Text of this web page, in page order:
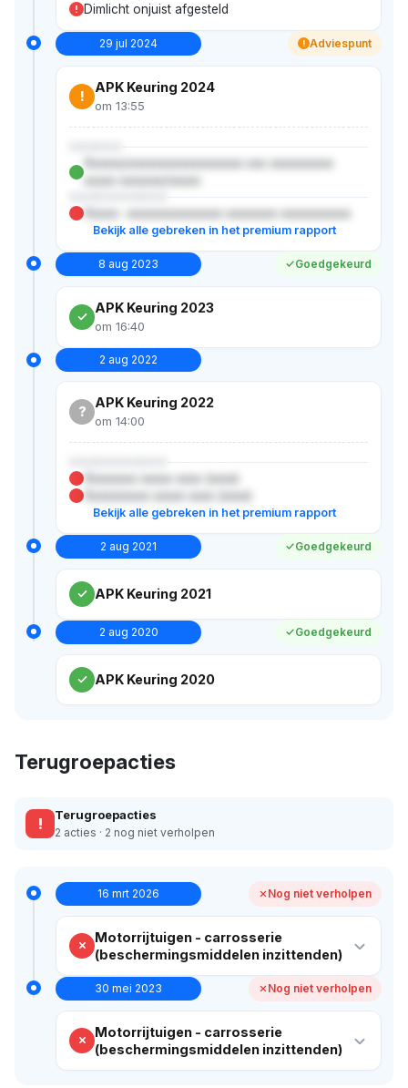
! Dimlicht onjuist afgesteld
29 jul 2024 ! Adviespunt
!
APK Keuring 2024
om 13:55
Xxxxxx/xxxxxxxxxxxxxxxxxx xxx xxxxxxxxxx
Xxxxx- xxxxxxxxxxxxxxx xxxxxxxx xxxxxxxxxxx
Bekijk alle gebreken in het premium rapport
8 aug 2023 Goedgekeurd
APK Keuring 2023
om 16:40
2 aug 2022
?
APK Keuring 2022
om 14:00
Xxxxxxxx xxxxx xxxx (xxxx)
Bekijk alle gebreken in het premium rapport
2 aug 2021 Goedgekeurd
APK Keuring 2021
2 aug 2020 Goedgekeurd
APK Keuring 2020
Terugroepacties
! Terugroepacties
2 acties · 2 nog niet verholpen
16 mrt 2026 Nog niet verholpen
Motorrijtuigen - carrosserie
(beschermingsmiddelen inzittenden)
30 mei 2023 Nog niet verholpen
Motorrijtuigen - carrosserie
(beschermingsmiddelen inzittenden)